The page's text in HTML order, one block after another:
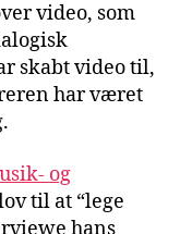
video, som
skabt video til,
har været
og
til at “lege
hans